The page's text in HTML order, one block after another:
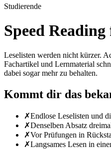
Studierende
Speed
Leselisten werden nicht kürzer.
Fachartikel und Lernmaterial
dabei sogar mehr zu behalten.
Kommt dir das
✗Endlose Leselisten und
✗Denselben Absatz
✗Vor Prüfungen in
✗Langsames Lesen in